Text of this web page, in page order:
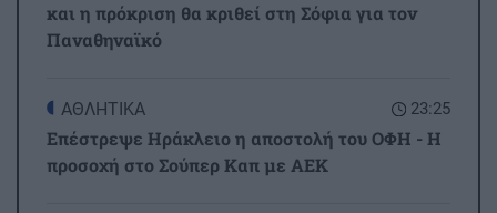
και η πρόκριση θα κριθεί στη Σόφια για τον
Παναθηναϊκό
23:25
ΑΘΛΗΤΙΚΑ
Επέστρεψε Ηράκλειο η αποστολή του ΟΦΗ - Η
προσοχή στο Σούπερ Καπ με ΑΕΚ